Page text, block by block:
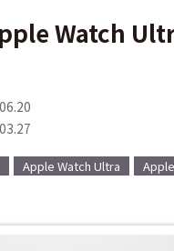
Watch
Apple Watch Ultra Apple